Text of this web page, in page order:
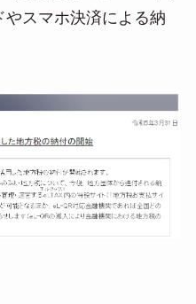
スマホ決済による納